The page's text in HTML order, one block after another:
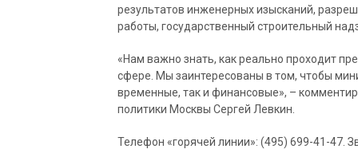
результатов инженерных изысканий,
работы, государственный строительный
«Нам важно знать, как реально проходит
сфере. Мы заинтересованы в том, чтобы
временные, так и финансовые», –
политики Москвы Сергей Левкин.
Телефон «горячей линии»: (495) 699-41-47.